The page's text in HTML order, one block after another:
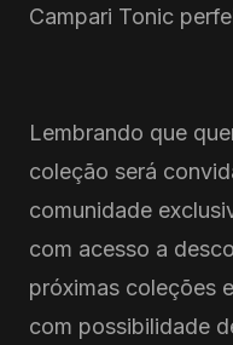
Campari Tonic
Lembrando que
coleção será
comunidade
com acesso a
próximas coleções
com possibilidade